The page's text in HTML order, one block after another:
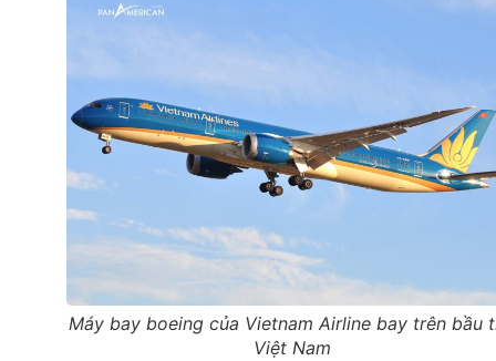
Máy bay boeing của Vietnam Airline bay trên bầu
Việt Nam